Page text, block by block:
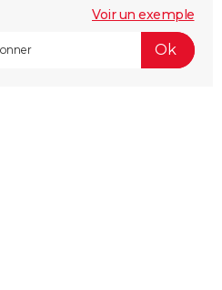
Voir un exemple